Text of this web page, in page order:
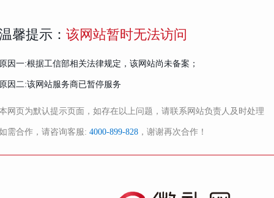
馨提示： 该网站暂时无法访问
因一:根据工信部相关法律规定，该网站尚未备案；
因二:该网站服务商已暂停服务
网页为默认提示页面，如存在以上问题，请联系网站负责人及时处理
需合作，请咨询客服: 4000-899-828 ，谢谢再次合作！